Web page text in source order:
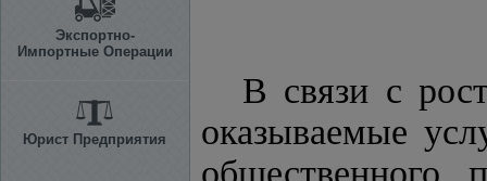
Экспортно-
Импортные Операции
Юрист Предприятия
В связи с
оказываемые
общественного